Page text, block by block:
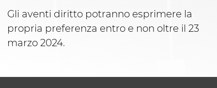
Gli aventi diritto potranno esprimere la
propria preferenza entro e non oltre il 23
marzo 2024.